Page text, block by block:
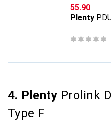
CHF
55.90
Plenty
4. Plenty Prolink
Type F